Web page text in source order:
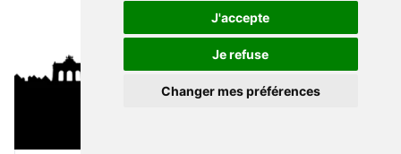
J'accepte
Je refuse
Changer mes préférences